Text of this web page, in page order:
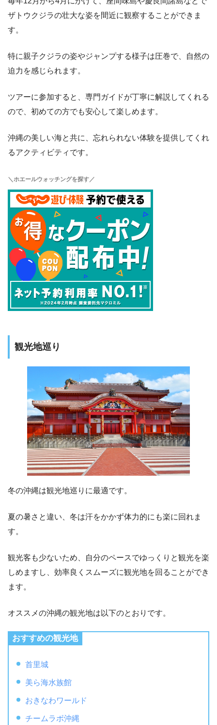
ザトウクジラの壮大な姿を間近に観察することができま
す。
特に親子クジラの姿やジャンプする様子は圧巻で、自然の
迫力を感じられます。
ツアーに参加すると、専門ガイドが丁寧に解説してくれる
ので、初めての方でも安心して楽しめます。
沖縄の美しい海と共に、忘れられない体験を提供してくれ
るアクティビティです。
＼ホエールウォッチングを探す／
観光地巡り
冬の沖縄は観光地巡りに最適です。
夏の暑さと違い、冬は汗をかかず体力的にも楽に回れま
す。
観光客も少ないため、自分のペースでゆっくりと観光を楽
しめますし、効率良くスムーズに観光地を回ることができ
ます。
オススメの沖縄の観光地は以下のとおりです。
おすすめの観光地
首里城
美ら海水族館
おきなわワールド
チームラボ沖縄